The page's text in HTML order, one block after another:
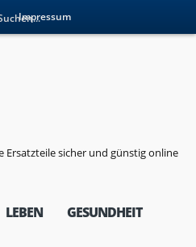
Impressum
LEBEN GESUNDHEIT